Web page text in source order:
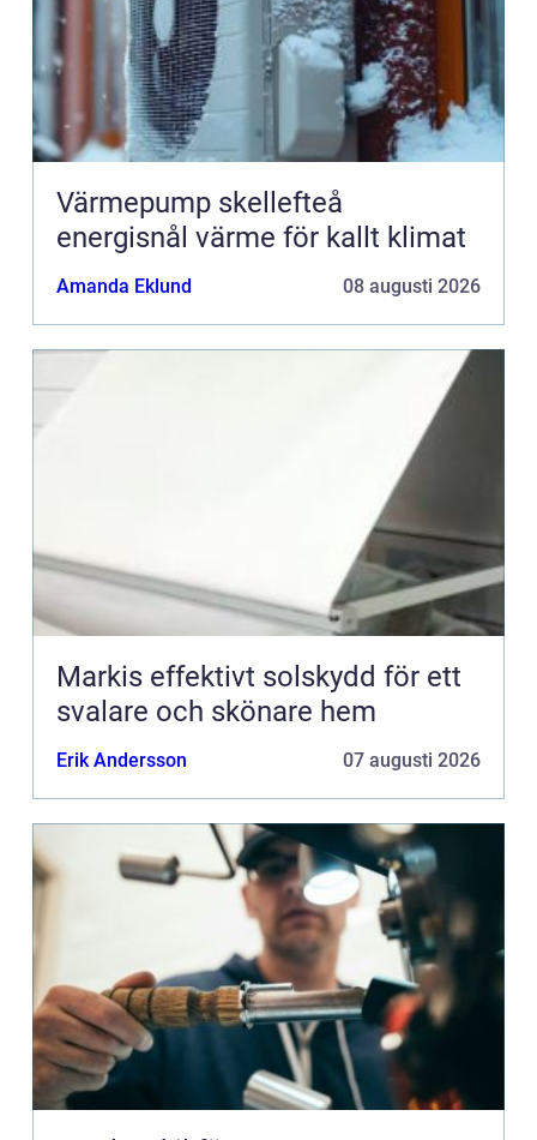
Värmepump skellefteå
energisnål värme för kallt klimat
Amanda Eklund 08 augusti 2026
Markis effektivt solskydd för ett
svalare och skönare hem
Erik Andersson 07 augusti 2026